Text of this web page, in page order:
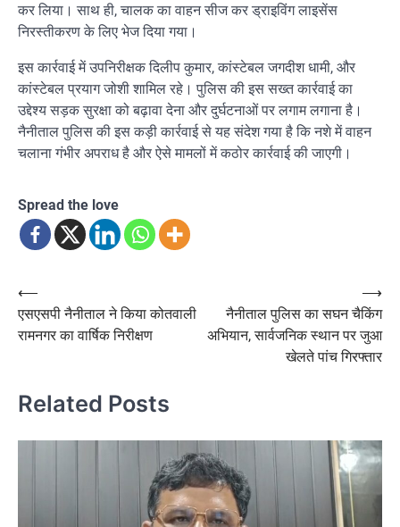
कर लिया। साथ ही, चालक का वाहन सीज कर ड्राइविंग लाइसेंस
निरस्तीकरण के लिए भेज दिया गया।
इस कार्रवाई में उपनिरीक्षक दिलीप कुमार, कांस्टेबल जगदीश धामी, और
कांस्टेबल प्रयाग जोशी शामिल रहे। पुलिस की इस सख्त कार्रवाई का
उद्देश्य सड़क सुरक्षा को बढ़ावा देना और दुर्घटनाओं पर लगाम लगाना है।
नैनीताल पुलिस की इस कड़ी कार्रवाई से यह संदेश गया है कि नशे में वाहन
चलाना गंभीर अपराध है और ऐसे मामलों में कठोर कार्रवाई की जाएगी।
Spread the love
Post
navigation
⟵
एसएसपी नैनीताल ने किया कोतवाली
रामनगर का वार्षिक निरीक्षण
नैनीताल पुलिस का सघन चैकिंग
अभियान, सार्वजनिक स्थान पर जुआ
खेलते पांच गिरफ्तार
⟶
Related Posts